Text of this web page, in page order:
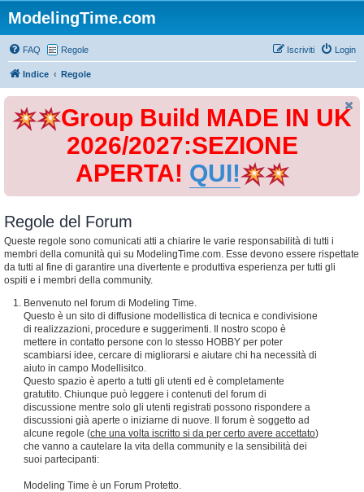
ModelingTime.com
FAQ Regole Login
Iscriviti
Indice Regole
Group Build MADE IN UK
2026/2027:SEZIONE
APERTA! QUI!
Regole del Forum
Queste regole sono comunicati atti a chiarire le varie responsabilità di tutti i
membri della comunità qui su ModelingTime.com. Esse devono essere rispettate
da tutti al fine di garantire una divertente e produttiva esperienza per tutti gli
ospiti e i membri della community.
Benvenuto nel forum di Modeling Time.
Questo è un sito di diffusione modellistica di tecnica e condivisione
di realizzazioni, procedure e suggerimenti. Il nostro scopo è
mettere in contatto persone con lo stesso HOBBY per poter
scambiarsi idee, cercare di migliorarsi e aiutare chi ha necessità di
aiuto in campo Modellisitco.
Questo spazio è aperto a tutti gli utenti ed è completamente
gratutito. Chiunque può leggere i contenuti del forum di
discussione mentre solo gli utenti registrati possono rispondere a
discussioni già aperte o iniziarne di nuove. Il forum è soggetto ad
alcune regole (che una volta iscritto si da per certo avere accettato)
che vanno a cautelare la vita della community e la sensibilità dei
suoi partecipanti:
Modeling Time è un Forum Protetto.